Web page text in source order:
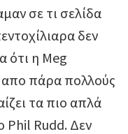
σε τι σελίδα
δεν
ότι η Meg
απο πάρα πολλούς
τα πιο απλά
Rudd. Δεν